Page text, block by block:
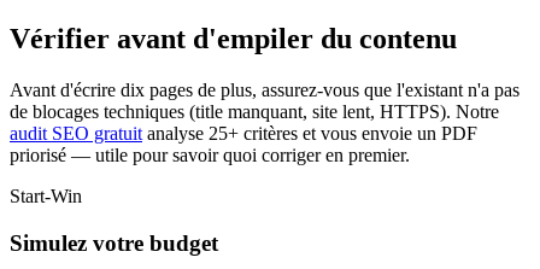
Vérifier avant d'empiler du contenu
Avant d'écrire dix pages de plus, assurez-vous que l'existant n'a pas
de blocages techniques (title manquant, site lent, HTTPS). Notre
audit SEO gratuit analyse 25+ critères et vous envoie un PDF
priorisé — utile pour savoir quoi corriger en premier.
Start-Win
Simulez votre budget